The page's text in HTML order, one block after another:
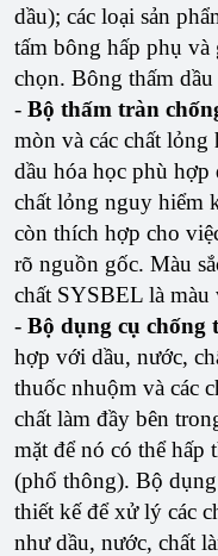
dầu); các loại sản
tấm bông hấp phụ và
chọn. Bông thấm
- Bộ thấm tràn
mòn và các chất lỏng
dầu hóa học phù
chất lỏng nguy hiểm
còn thích hợp cho
rõ nguồn gốc. Màu
chất SYSBEL là màu
- Bộ dụng cụ chống
hợp với dầu, nước,
thuốc nhuộm và các
chất làm đầy bên
mặt để nó có thể hấp
(phổ thông). Bộ
thiết kế để xử lý các
như dầu, nước, chất